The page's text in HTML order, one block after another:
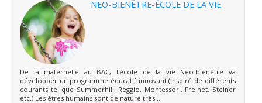
NEO-BIENÊTRE-ÉCOLE DE LA VIE
De la maternelle au BAC, l'école de la vie Neo-bienêtre va
développer un programme éducatif innovant (inspiré de différents
courants tel que Summerhill, Reggio, Montessori, Freinet, Steiner
etc.) Les êtres humains sont de nature très...